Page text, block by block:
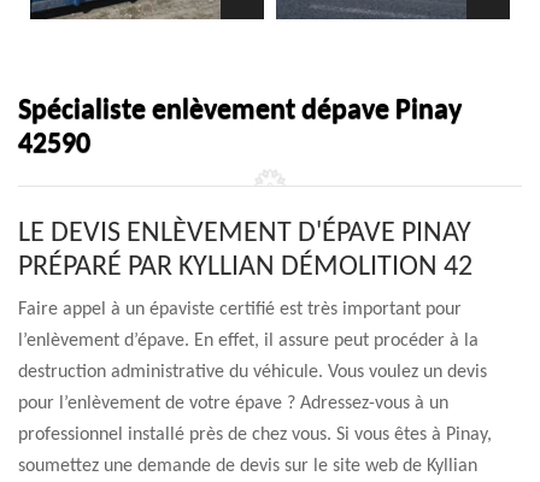
Spécialiste enlèvement dépave Pinay
42590
LE DEVIS ENLÈVEMENT D'ÉPAVE PINAY
PRÉPARÉ PAR KYLLIAN DÉMOLITION 42
Faire appel à un épaviste certifié est très important pour
l’enlèvement d’épave. En effet, il assure peut procéder à la
destruction administrative du véhicule. Vous voulez un devis
pour l’enlèvement de votre épave ? Adressez-vous à un
professionnel installé près de chez vous. Si vous êtes à Pinay,
soumettez une demande de devis sur le site web de Kyllian